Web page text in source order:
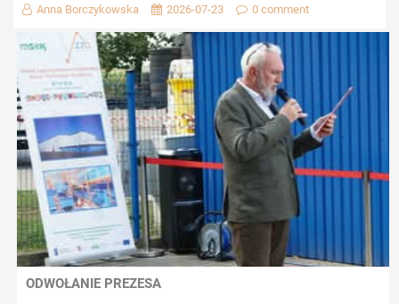
Anna Borczykowska 2026-07-23 0 comment
ODWOŁANIE PREZESA